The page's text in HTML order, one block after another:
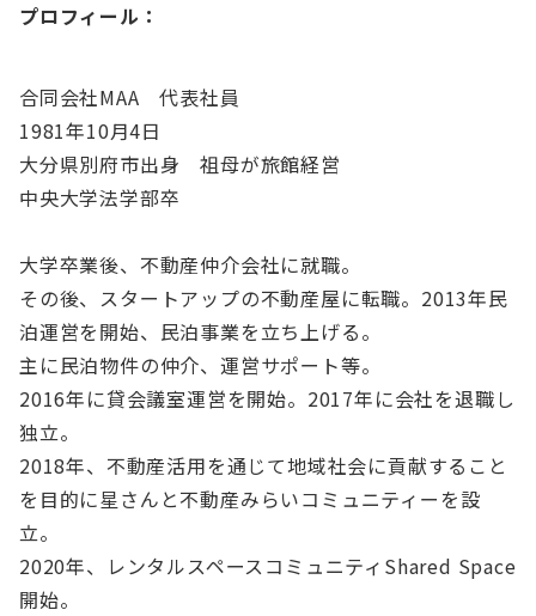
プロフィール：
合同会社MAA​ 代表社員​
1981年10月4日​
大分県別府市出身 祖母が旅館経営​
中央大学法学部卒​
大学卒業後、不動産仲介会社に就職。​
その後、スタートアップの不動産屋に転職。2013年民
泊運営を開始、民泊事業を立ち上げる。​
主に民泊物件の仲介、運営サポート等。​
2016年に貸会議室運営を開始。2017年に会社を退職し
独立。​
2018年、不動産活用を通じて地域社会に貢献すること
を目的に星さんと不動産みらいコミュニティーを設
立。​
2020年、レンタルスペースコミュニティShared Space
開始。​